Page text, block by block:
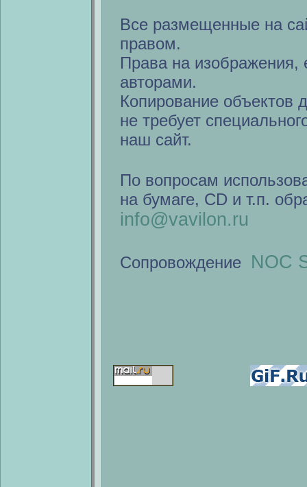
Все размещенные на
правом.
Права на изображения,
авторами.
Копирование объектов
не требует
наш сайт.
По вопросам
на бумаге, CD и т.п.
info@vavilon.ru
Сопровождение NOC